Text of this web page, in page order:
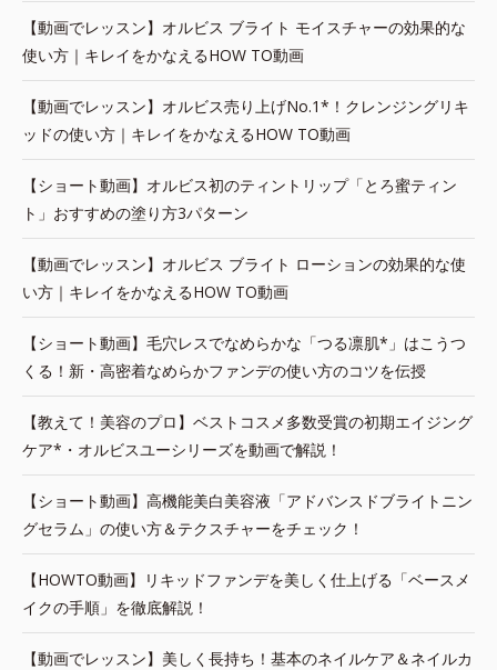
【動画でレッスン】オルビス ブライト モイスチャーの効果的な
使い方｜キレイをかなえるHOW TO動画
【動画でレッスン】オルビス売り上げNo.1*！クレンジングリキ
ッドの使い方｜キレイをかなえるHOW TO動画
【ショート動画】オルビス初のティントリップ「とろ蜜ティン
ト」おすすめの塗り方3パターン
【動画でレッスン】オルビス ブライト ローションの効果的な使
い方｜キレイをかなえるHOW TO動画
【ショート動画】毛穴レスでなめらかな「つる凛肌*」はこうつ
くる！新・高密着なめらかファンデの使い方のコツを伝授
【教えて！美容のプロ】ベストコスメ多数受賞の初期エイジング
ケア*・オルビスユーシリーズを動画で解説！
【ショート動画】高機能美白美容液「アドバンスドブライトニン
グセラム」の使い方＆テクスチャーをチェック！
【HOWTO動画】リキッドファンデを美しく仕上げる「ベースメ
イクの手順」を徹底解説！
【動画でレッスン】美しく長持ち！基本のネイルケア＆ネイルカ